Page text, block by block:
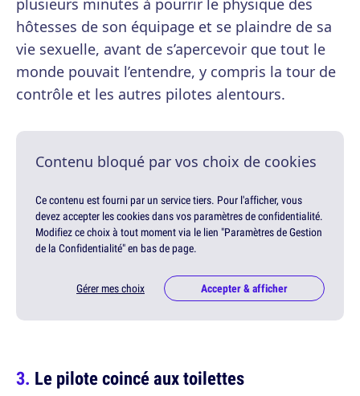
plusieurs minutes à pourrir le physique des
hôtesses de son équipage et se plaindre de sa
vie sexuelle, avant de s’apercevoir que tout le
monde pouvait l’entendre, y compris la tour de
contrôle et les autres pilotes alentours.
Contenu bloqué par vos choix de cookies
Ce contenu est fourni par un service tiers. Pour l'afficher, vous
devez accepter les cookies dans vos paramètres de confidentialité.
Modifiez ce choix à tout moment via le lien "Paramètres de Gestion
de la Confidentialité" en bas de page.
Gérer mes choix Accepter & afficher
Le pilote coincé aux toilettes